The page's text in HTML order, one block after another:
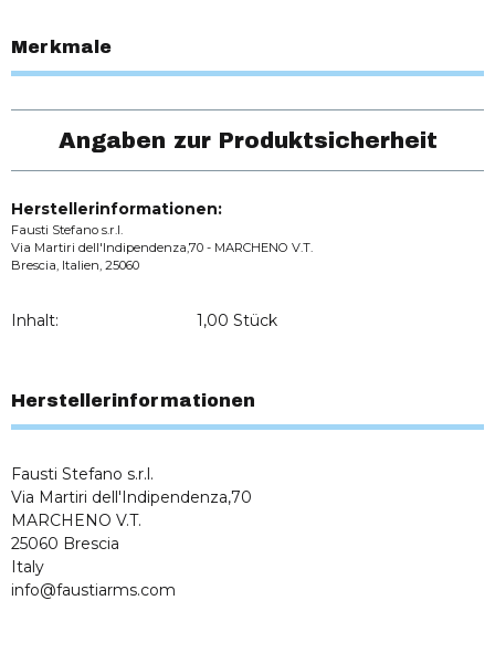
Merkmale
Angaben zur Produktsicherheit
Herstellerinformationen:
Fausti Stefano s.r.l.
Via Martiri dell'Indipendenza,70 - MARCHENO V.T.
Brescia, Italien, 25060
Inhalt: 1,00 Stück
Herstellerinformationen
Fausti Stefano s.r.l.
Via Martiri dell'Indipendenza,70
MARCHENO V.T.
25060 Brescia
Italy
info@faustiarms.com